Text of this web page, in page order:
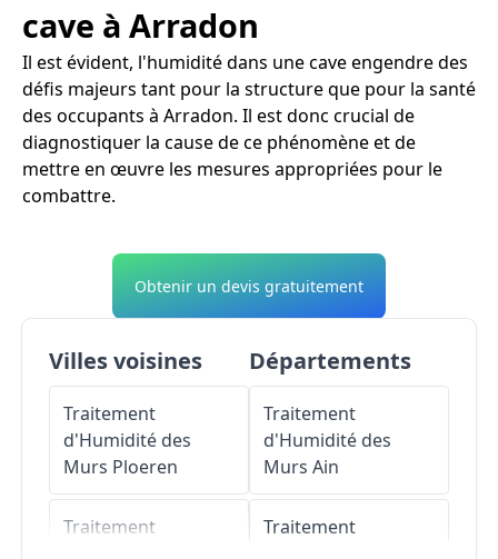
cave à Arradon
Il est évident, l'humidité dans une cave engendre des
défis majeurs tant pour la structure que pour la santé
des occupants à Arradon. Il est donc crucial de
diagnostiquer la cause de ce phénomène et de
mettre en œuvre les mesures appropriées pour le
combattre.
Obtenir un devis gratuitement
Villes voisines
Traitement
d'Humidité des
Murs Ploeren
Traitement
Départements
Traitement
d'Humidité des
Murs Ain
Traitement